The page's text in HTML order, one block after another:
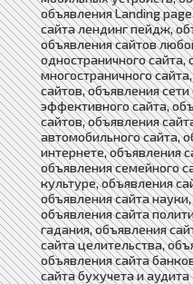
объявления Landing
сайта лендинг пейдж,
объявления сайтов
одностраничного сайта,
многостраничного
сайтов, объявления
эффективного сайта,
сайтов, объявления
автомобильного сайта,
интернете, объявления
объявления семейного
культуре, объявления
объявления сайта
объявления сайта
гадания, объявления
сайта целительства,
объявления сайта
сайта бухучета и аудита